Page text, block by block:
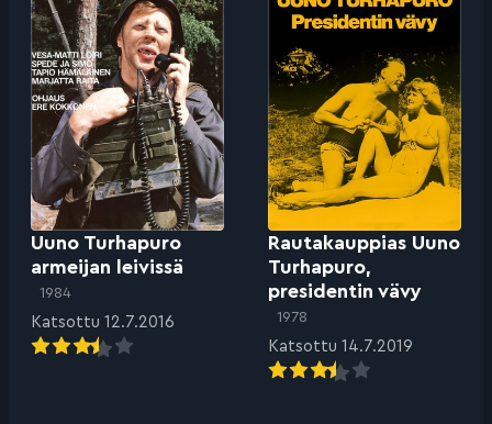
Uuno Turhapuro
armeijan leivissä
1984
Katsottu 12.7.2016
Rautakauppias Uuno
Turhapuro,
presidentin vävy
1978
Katsottu 14.7.2019